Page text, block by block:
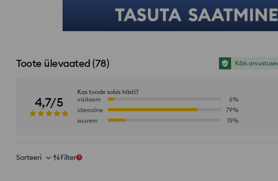
Toote ülevaated (78) Kõik
4,7/5
Kas toode sobis hästi?
väiksem
6%
ideaalne
79%
suurem
15%
Sorteeri Filter 1